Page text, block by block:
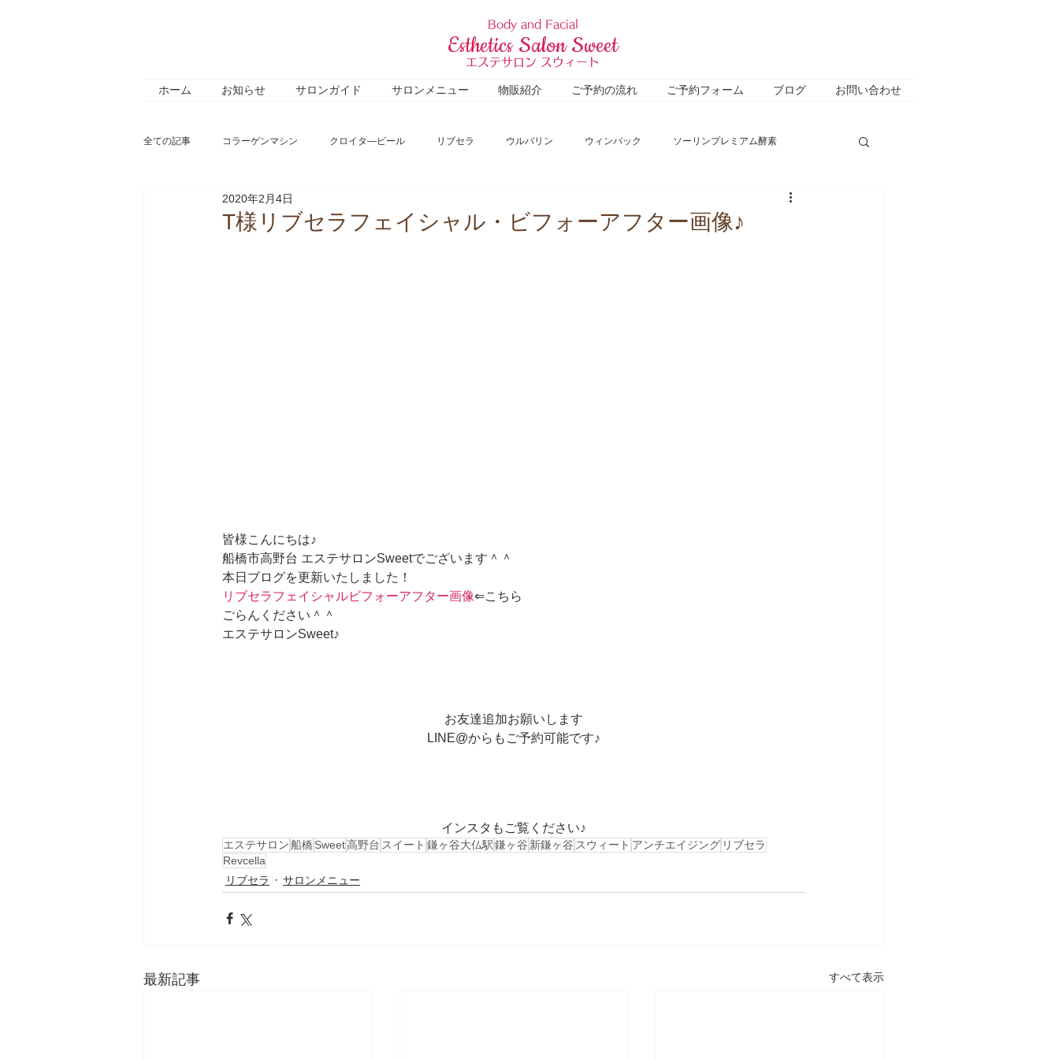
Body and Facial
Esthetics Salon Sweet
エステサロン スウィート
ホーム お知らせ サロンガイド サロンメニュー 物販紹介 ご予約の流れ ご予約フォーム ブログ お問い合わせ
全ての記事 コラーゲンマシン クロイタ―ピール リブセラ ウルバリン ウィンバック ソーリンプレミアム酵素
サロンメニュー サロン紹介 キャンペーン
T様リブセラフェイシャル・ビフォーアフター画像♪
2020年2月4日
皆様こんにちは♪
船橋市高野台 エステサロンSweetでございます＾＾
本日ブログを更新いたしました！
リブセラフェイシャルビフォーアフター画像⇐こちら
ごらんください＾＾
エステサロンSweet♪
お友達追加お願いします
LINE@からもご予約可能です♪
インスタもご覧ください♪
エステサロン船橋 Sweet高野台 スイート 鎌ヶ谷大仏駅鎌ヶ谷 新鎌ヶ谷 スウィート アンチエイジング リブセラ
Revcella
リブセラ
サロンメニュー
最新記事 すべて表示